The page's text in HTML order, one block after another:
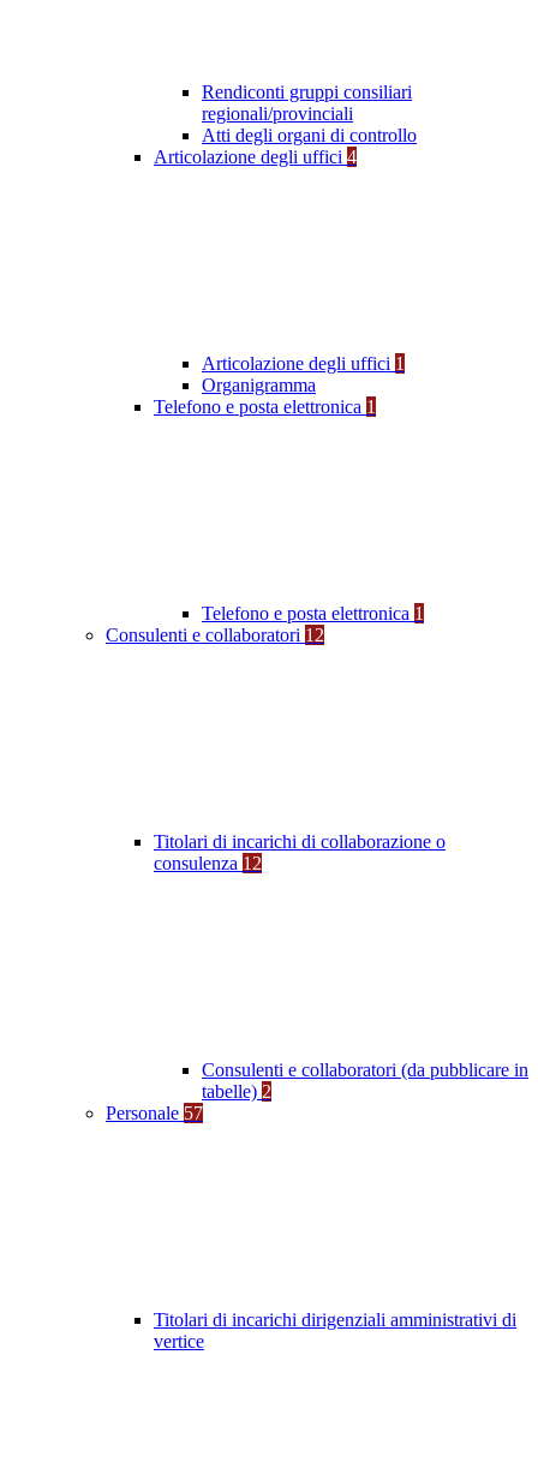
Rendiconti gruppi consiliari
regionali/provinciali
Atti degli organi di controllo
Articolazione degli uffici 4
Articolazione degli uffici 1
Organigramma
Telefono e posta elettronica 1
Telefono e posta elettronica 1
Consulenti e collaboratori 12
Titolari di incarichi di collaborazione o
consulenza 12
Consulenti e collaboratori (da pubblicare in
tabelle) 2
Personale 57
Titolari di incarichi dirigenziali amministrativi di
vertice